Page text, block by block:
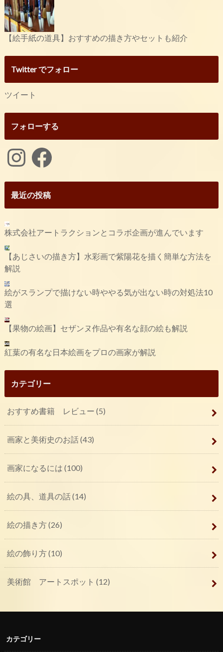
【絵手紙の道具】おすすめの描き方やセットも紹介
Twitter でフォロー
ツイート
フォローする
InstagramFacebook
最近の投稿
株式会社アートラクションとコラボ企画が進んでいます
【あじさいの描き方】水彩画で紫陽花を描く簡単な方法を
解説
絵がスランプで描けない時ややる気が出ない時の対処法10
選
【果物の絵画】セザンヌ作品や有名な顔の絵も解説
紅葉の有名な日本絵画をプロの画家が解説
カテゴリー
おすすめ書籍 レビュー (5)
画家と美術史のお話(43)
画家になるには (100)
絵の具、道具の話(14)
絵の描き方(26)
絵の飾り方(10)
美術館 アートスポット (12)
カテゴリー